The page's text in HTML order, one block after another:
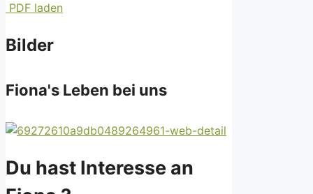
PDF laden
Bilder
Fiona's Leben bei uns
Du hast Interesse an